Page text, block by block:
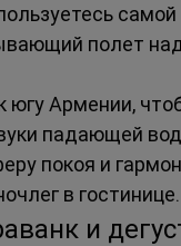
полет
Армении,
падающей
покоя и
в гостинице.
и